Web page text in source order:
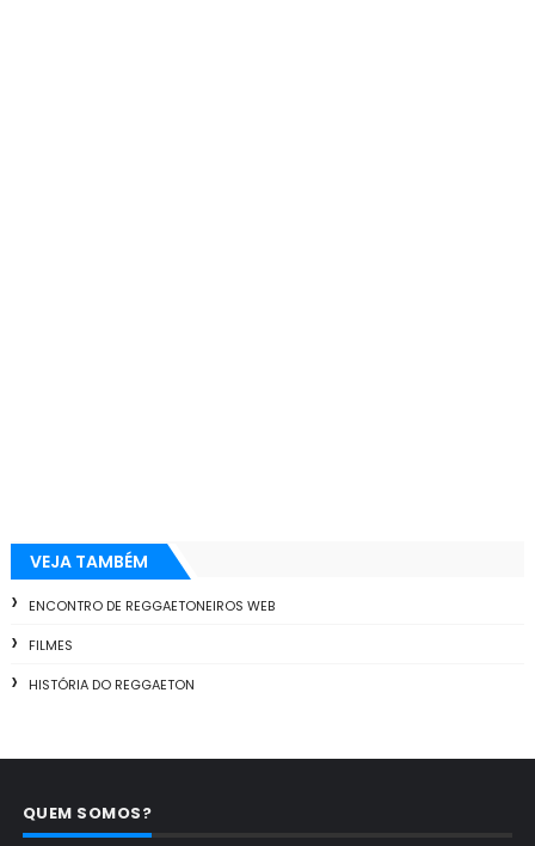
VEJA TAMBÉM
ENCONTRO DE REGGAETONEIROS WEB
FILMES
HISTÓRIA DO REGGAETON
QUEM SOMOS?